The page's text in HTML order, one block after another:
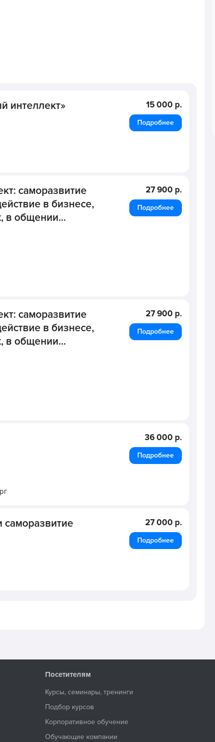
интеллект» 15 000 р.
Подробнее
саморазвитие
в бизнесе,
в общении...
27 900 р.
Подробнее
саморазвитие
в бизнесе,
в общении...
27 900 р.
Подробнее
36 000 р.
Подробнее
саморазвитие 27 000 р.
Подробнее
Посетителям
Курсы, семинары, тренинги
Подбор курсов
Корпоративное обучение
Обучающие компании